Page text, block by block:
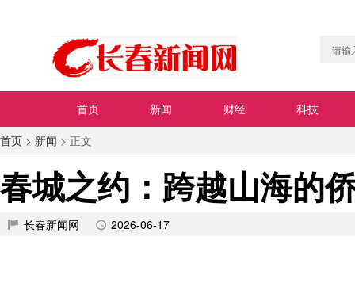
首页 新闻 财经
科技
首页 > 新闻 > 正文
春城之约：跨越山海的
长春新闻网 2026-06-17